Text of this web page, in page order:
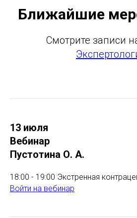
Ближайшие
Смотрите записи
13 июля
Вебинар
Пустотина О. А.
18:00 - 19:00 Экстренная
Войти на вебинар